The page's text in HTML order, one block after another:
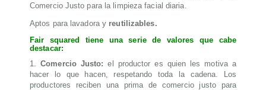
Comercio Justo para la limpieza facial diaria.
Aptos para lavadora y reutilizables.
Fair squared tiene una serie de valores que cabe
destacar:
Comercio Justo: el productor es quien les motiva a
hacer lo que hacen, respetando toda la cadena. Los
productores reciben una prima de comercio justo para